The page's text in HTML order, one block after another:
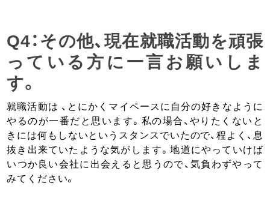
Q4：その他、現在就職活動を頑張
っている方に一言お願いしま
す。
就職活動は 、とにかくマイペースに自分の好きなように
やるのが一番だと思います。私の場合、やりたくないと
きには何もしないというスタンスでいたので、程よく、息
抜き出来ていたような気がします。地道にやっていけば
いつか良い会社に出会えると思うので、気負わずやって
みてください。